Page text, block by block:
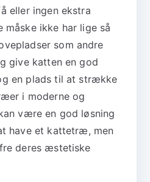
eller ingen ekstra
måske ikke har lige så
som andre
give katten en god
en plads til at strække
i moderne og
være en god løsning
have et kattetræ, men
deres æstetiske